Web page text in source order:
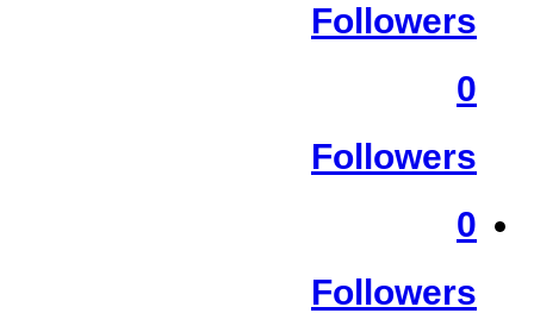
Followers
0
Followers
0
Followers